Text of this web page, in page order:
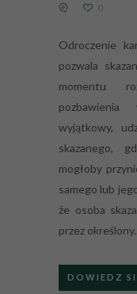
0
Odroczenie
pozwala
momentu
wyjątkowy,
skazanego,
mogłoby
samego lub
że osoba
przez
DOWIEDZ